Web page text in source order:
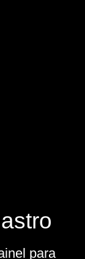
para